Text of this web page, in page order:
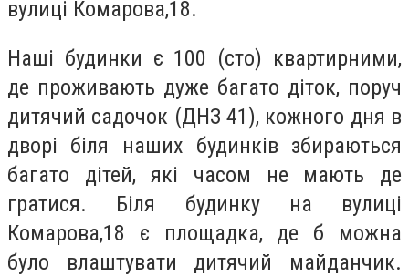
вулиці Комарова,18.
Наші будинки є 100 (сто) квартирними,
де проживають дуже багато діток, поруч
дитячий садочок (ДНЗ 41), кожного дня в
дворі біля наших будинків збираються
багато дітей, які часом не мають де
гратися. Біля будинку на вулиці
Комарова,18 є площадка, де б можна
було влаштувати дитячий майданчик.